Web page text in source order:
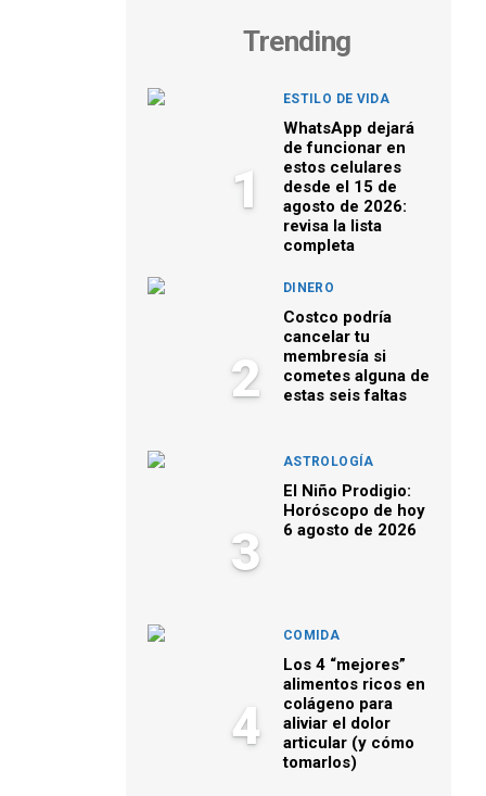
Trending
1
ESTILO DE VIDA
WhatsApp dejará
de funcionar en
estos celulares
desde el 15 de
agosto de 2026:
revisa la lista
completa
2
DINERO
Costco podría
cancelar tu
membresía si
cometes alguna de
estas seis faltas
3
ASTROLOGÍA
El Niño Prodigio:
Horóscopo de hoy
6 agosto de 2026
4
COMIDA
Los 4 “mejores”
alimentos ricos en
colágeno para
aliviar el dolor
articular (y cómo
tomarlos)